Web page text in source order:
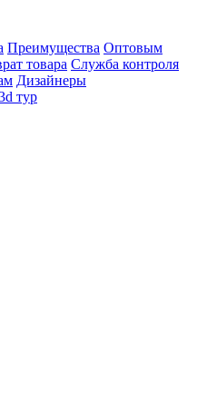
Преимущества Оптовым
товара Служба контроля
Дизайнеры
тур